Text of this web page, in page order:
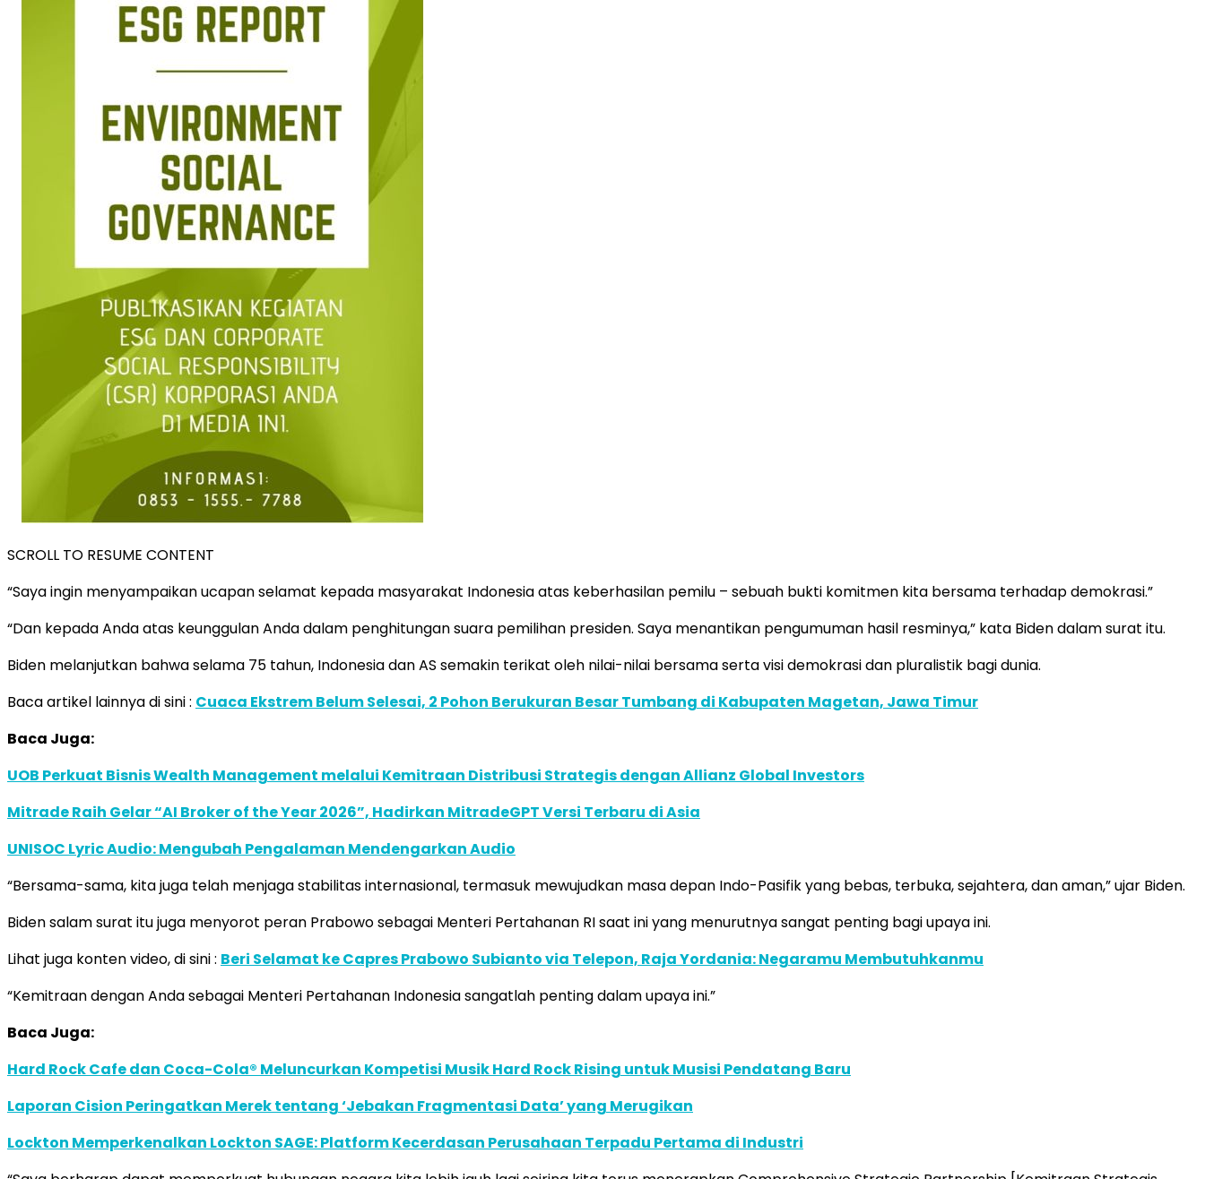
SCROLL TO RESUME CONTENT
“Saya ingin menyampaikan ucapan selamat kepada masyarakat Indonesia atas keberhasilan pemilu – sebuah bukti komitmen kita bersama terhadap demokrasi.”
“Dan kepada Anda atas keunggulan Anda dalam penghitungan suara pemilihan presiden. Saya menantikan pengumuman hasil resminya,” kata Biden dalam surat itu.
Biden melanjutkan bahwa selama 75 tahun, Indonesia dan AS semakin terikat oleh nilai-nilai bersama serta visi demokrasi dan pluralistik bagi dunia.
Baca artikel lainnya di sini : Cuaca Ekstrem Belum Selesai, 2 Pohon Berukuran Besar Tumbang di Kabupaten Magetan, Jawa Timur
Baca Juga:
UOB Perkuat Bisnis Wealth Management melalui Kemitraan Distribusi Strategis dengan Allianz Global Investors
Mitrade Raih Gelar “AI Broker of the Year 2026”, Hadirkan MitradeGPT Versi Terbaru di Asia
UNISOC Lyric Audio: Mengubah Pengalaman Mendengarkan Audio
“Bersama-sama, kita juga telah menjaga stabilitas internasional, termasuk mewujudkan masa depan Indo-Pasifik yang bebas, terbuka, sejahtera, dan aman,” ujar Biden.
Biden salam surat itu juga menyorot peran Prabowo sebagai Menteri Pertahanan RI saat ini yang menurutnya sangat penting bagi upaya ini.
Lihat juga konten video, di sini : Beri Selamat ke Capres Prabowo Subianto via Telepon, Raja Yordania: Negaramu Membutuhkanmu
“Kemitraan dengan Anda sebagai Menteri Pertahanan Indonesia sangatlah penting dalam upaya ini.”
Baca Juga:
Hard Rock Cafe dan Coca-Cola® Meluncurkan Kompetisi Musik Hard Rock Rising untuk Musisi Pendatang Baru
Laporan Cision Peringatkan Merek tentang ‘Jebakan Fragmentasi Data’ yang Merugikan
Lockton Memperkenalkan Lockton SAGE: Platform Kecerdasan Perusahaan Terpadu Pertama di Industri